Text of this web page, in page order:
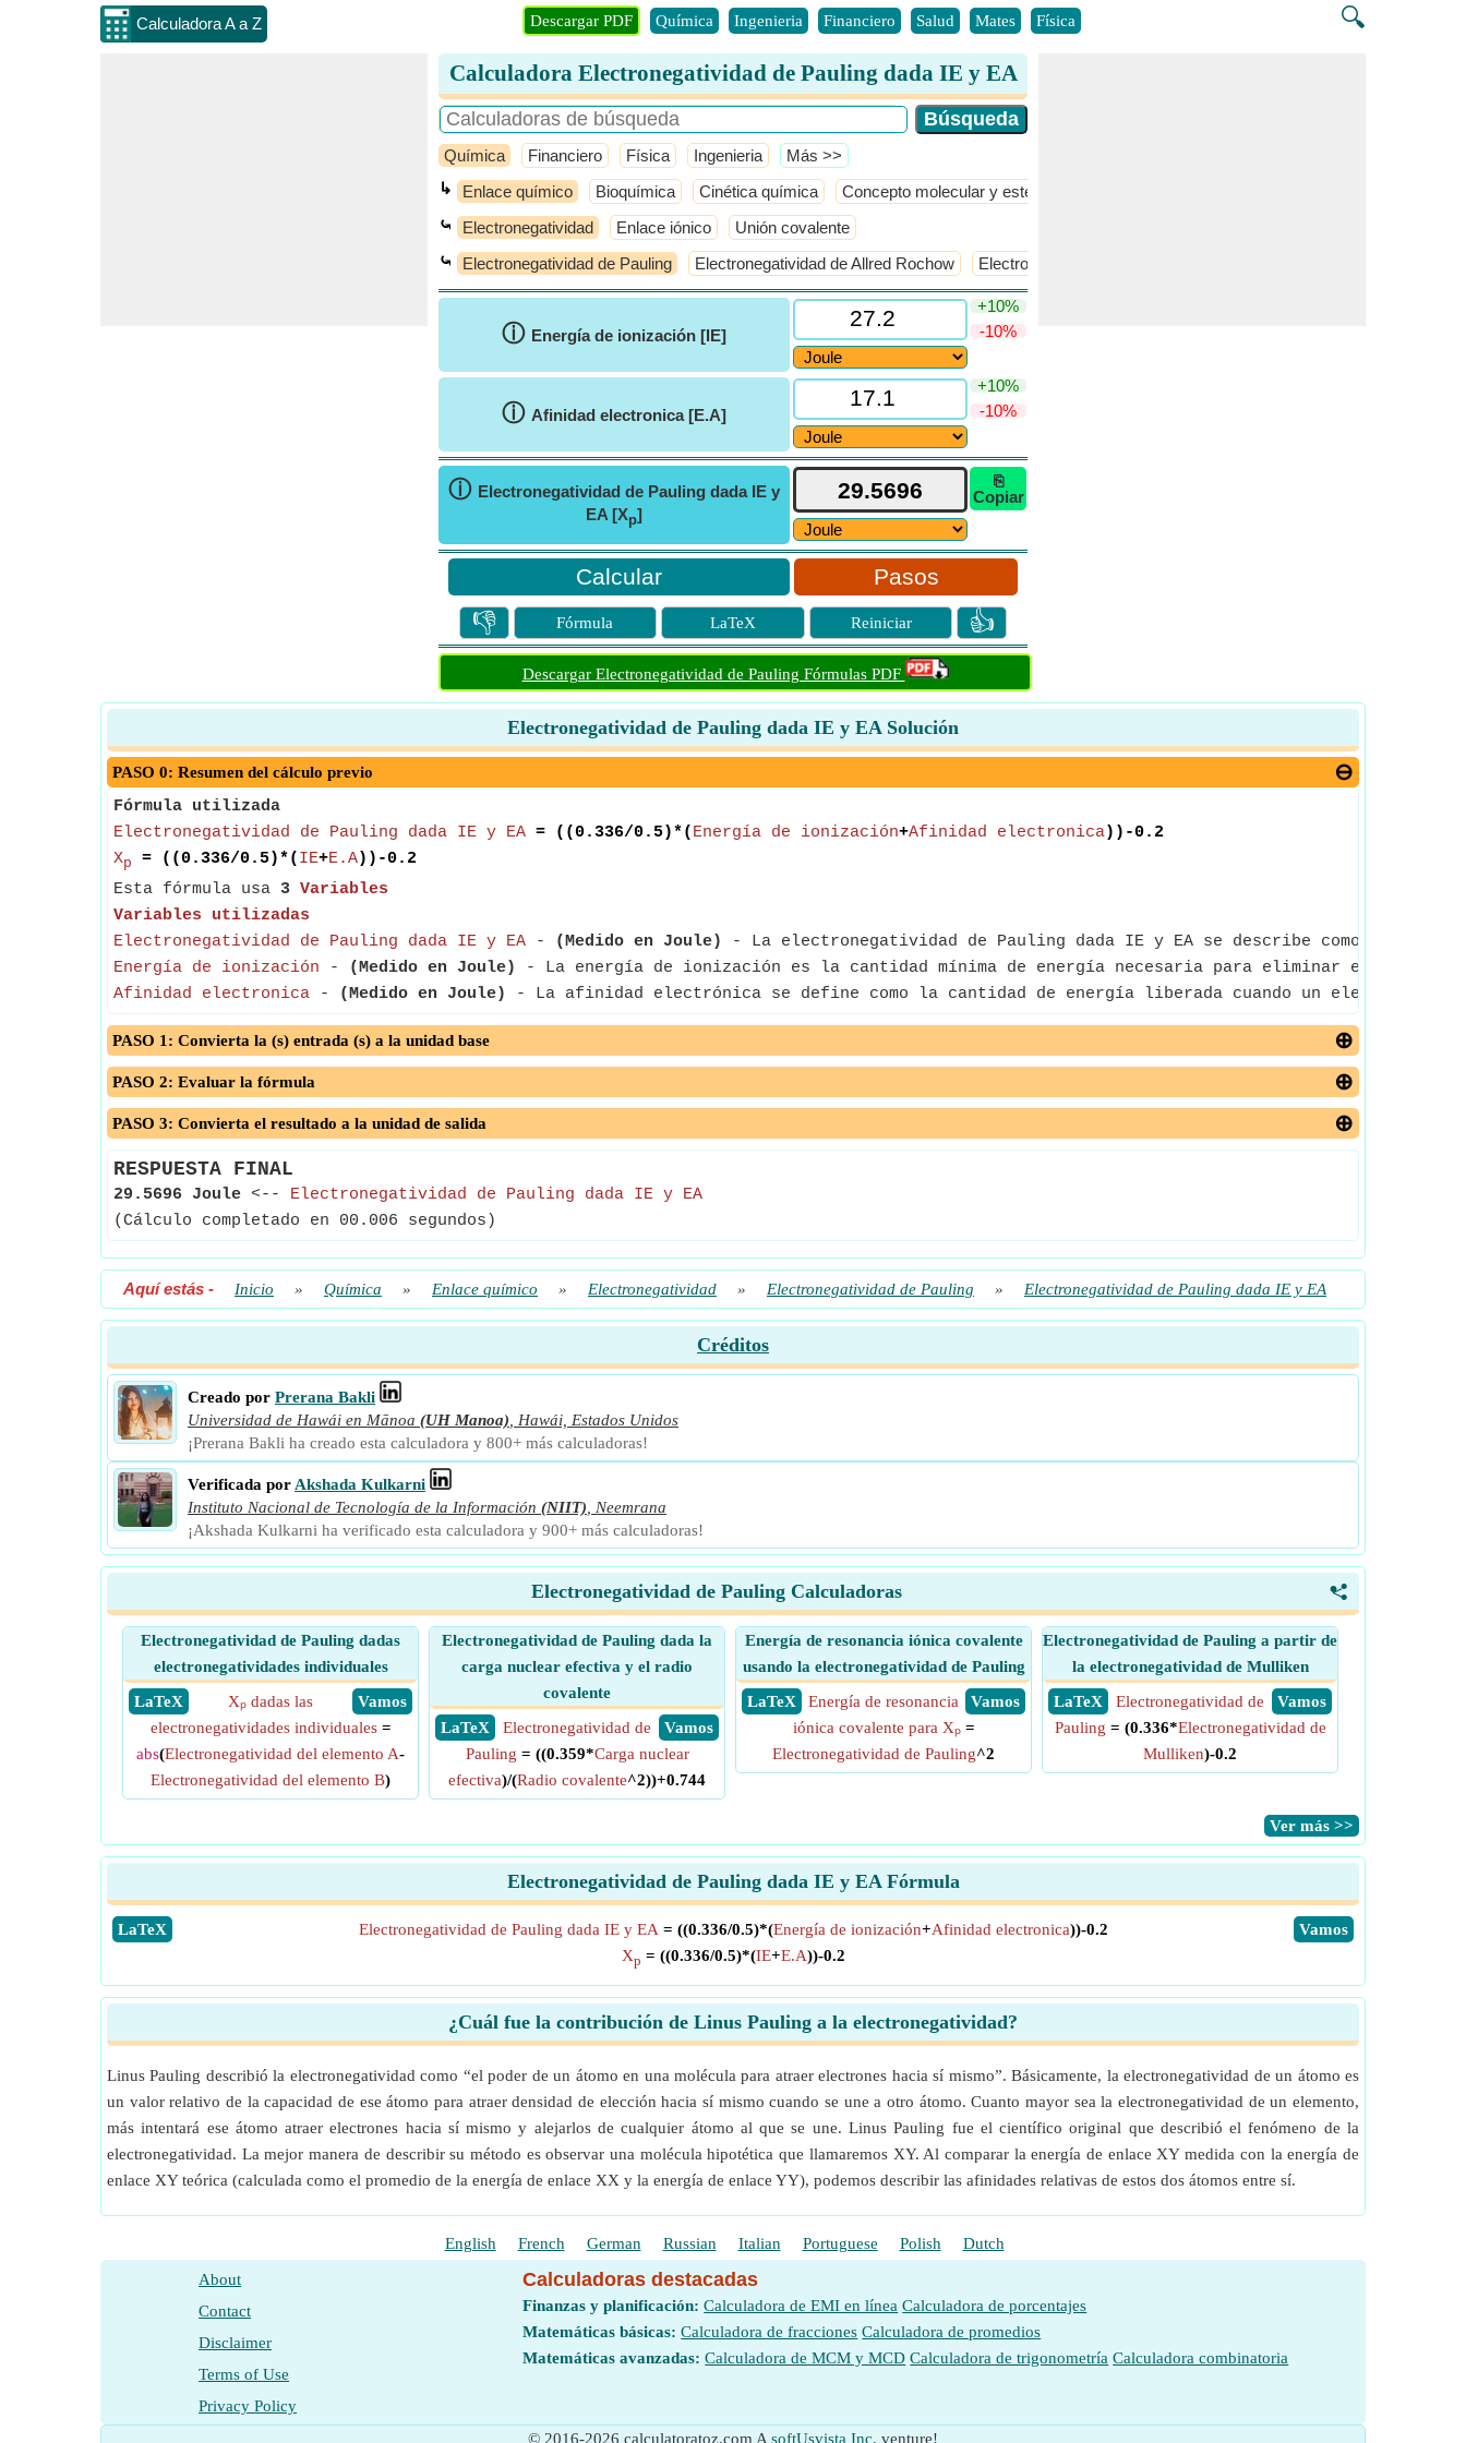
Calculadora A a Z 🔍
Descargar PDF Química Ingenieria Financiero Salud Mates Física
Calculadora Electronegatividad de Pauling dada IE y EA
Química Financiero Física Ingenieria ​Más >>
↳ Enlace químico Bioquímica Cinética química Concepto molecular y estequiometría
⤿ Electronegatividad Enlace iónico Unión covalente
⤿ Electronegatividad de Pauling Electronegatividad de Allred Rochow Electronegatividad de Mulliken
ⓘ Energía de ionización [IE]
+10%
-10%
ⓘ Afinidad electronica [E.A]
+10%
-10%
ⓘ Electronegatividad de Pauling dada IE y
EA [Xp]
⎘
Copiar
Pasos
👎 Fórmula LaTeX Reiniciar 👍
Descargar Electronegatividad de Pauling Fórmulas PDF
Electronegatividad de Pauling dada IE y EA Solución
PASO 0: Resumen del cálculo previo
Fórmula utilizada
Electronegatividad de Pauling dada IE y EA = ((0.336/0.5)*( Energía de ionización+Afinidad electronica))-0.2
Xp = ((0.336/0.5)*( IE+E.A))-0.2
Esta fórmula usa 3 Variables
Variables utilizadas
Electronegatividad de Pauling dada IE y EA - (Medido en Joule)
- La electronegatividad de Pauling dada IE y EA se describe como “el
Energía de ionización - (Medido en Joule)
- La energía de ionización es la cantidad mínima de energía necesaria para eliminar el electrón
Afinidad electronica - (Medido en Joule) - La afinidad electrónica se define como la cantidad de energía liberada cuando un electrón se
PASO 1: Convierta la (s) entrada (s) a la unidad base
PASO 2: Evaluar la fórmula
PASO 3: Convierta el resultado a la unidad de salida
RESPUESTA FINAL
29.5696 Joule <-- Electronegatividad de Pauling dada IE y EA
(Cálculo completado en 00.006 segundos)
Aquí estás - Inicio » Química » Enlace químico » Electronegatividad » Electronegatividad de Pauling » Electronegatividad de Pauling dada IE y EA
Créditos
Creado por Prerana Bakli
Universidad de Hawái en Mānoa (UH Manoa)
Hawái, Estados Unidos
¡Prerana Bakli ha creado esta calculadora y 800+ más calculadoras!
Verificada por Akshada Kulkarni
Instituto Nacional de Tecnología de la Información (NIIT)
Neemrana
¡Akshada Kulkarni ha verificado esta calculadora y 900+ más calculadoras!
<
Electronegatividad de Pauling Calculadoras
Electronegatividad de Pauling dadas
electronegatividades individuales
​ LaTeX
​ Vamos
Xₚ dadas las
electronegatividades individuales=
abs(Electronegatividad del elemento A-
Electronegatividad del elemento B)
Electronegatividad de Pauling dada la
carga nuclear efectiva y el radio
covalente
​ LaTeX
​ Vamos
Electronegatividad de
Pauling = ((0.359*Carga nuclear
efectiva)/(Radio covalente^2))+0.744
Energía de resonancia iónica covalente
usando la electronegatividad de Pauling
​ LaTeX
​ Vamos
Energía de resonancia
iónica covalente para Xₚ=
Electronegatividad de Pauling^2
Electronegatividad de Pauling a partir de
la electronegatividad de Mulliken
​ LaTeX
​ Vamos
Electronegatividad de
Pauling = (0.336*Electronegatividad de
Mulliken)-0.2
​Ver más >>
Electronegatividad de Pauling dada IE y EA Fórmula
​LaTeX ​Vamos
Electronegatividad de Pauling dada IE y EA = ((0.336/0.5)*(Energía de ionización+Afinidad electronica))-0.2
Xp = ((0.336/0.5)*(IE+E.A))-0.2
¿Cuál fue la contribución de Linus Pauling a la electronegatividad?
Linus Pauling describió la electronegatividad como “el poder de un átomo en una molécula para atraer electrones hacia sí mismo”. Básicamente, la electronegatividad de un átomo es
un valor relativo de la capacidad de ese átomo para atraer densidad de elección hacia sí mismo cuando se une a otro átomo. Cuanto mayor sea la electronegatividad de un elemento,
más intentará ese átomo atraer electrones hacia sí mismo y alejarlos de cualquier átomo al que se une. Linus Pauling fue el científico original que describió el fenómeno de la
electronegatividad. La mejor manera de describir su método es observar una molécula hipotética que llamaremos XY. Al comparar la energía de enlace XY medida con la energía de
enlace XY teórica (calculada como el promedio de la energía de enlace XX y la energía de enlace YY), podemos describir las afinidades relativas de estos dos átomos entre sí.
English French German Russian Italian Portuguese Polish Dutch
About
Contact
Disclaimer
Terms of Use
Privacy Policy
Calculadoras destacadas
Finanzas y planificación: Calculadora de EMI en línea Calculadora de porcentajes
Matemáticas básicas: Calculadora de fracciones Calculadora de promedios
Matemáticas avanzadas: Calculadora de MCM y MCD Calculadora de trigonometría Calculadora combinatoria
© 2016-2026 calculatoratoz.com A softUsvista Inc. venture!